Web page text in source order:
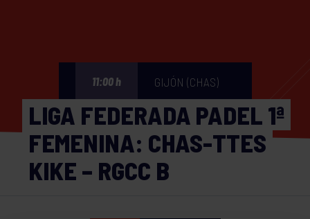
11:00 h GIJÓN (CHAS)
LIGA FEDERADA PADEL 1ª
FEMENINA: CHAS-TTES
KIKE – RGCC B